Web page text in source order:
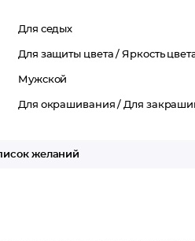
Для седых
Для защиты цвета /Яркость
Мужской
Для окрашивания /Для
желаний